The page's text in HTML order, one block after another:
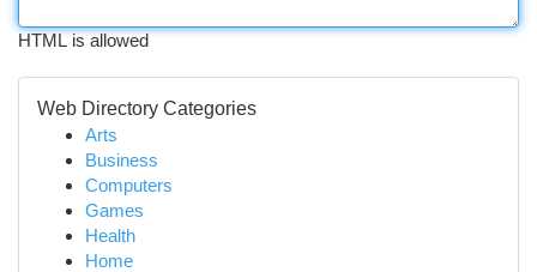
HTML is allowed
Web Directory Categories
Arts
Business
Computers
Games
Health
Home